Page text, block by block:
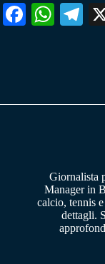
Fa W
pp
Te
m
Giornalista
Manager in
calcio, tennis
dettagli.